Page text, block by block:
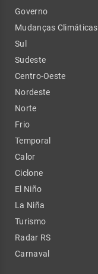
Governo
Mudanças Climáticas
Sul
Sudeste
Centro-Oeste
Nordeste
Norte
Frio
Temporal
Calor
Ciclone
El Niño
La Niña
Turismo
Radar RS
Carnaval